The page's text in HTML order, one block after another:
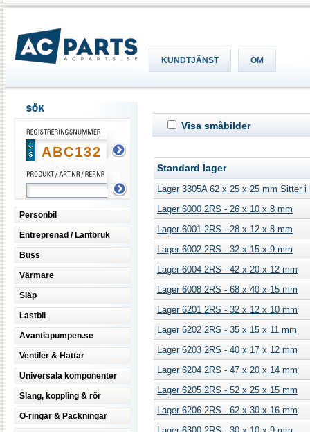
KUNDTJÄNST OM
Personbil
Entreprenad / Lantbruk
Buss
Värmare
Släp
Lastbil
Avantiapumpen.se
Ventiler & Hattar
Universala komponenter
Slang, koppling & rör
O-ringar & Packningar
Visa småbilder
Standard lager
Lager 3305A 62 x 25 x 25 mm Sitter
Lager 6000 2RS - 26 x 10 x 8 mm
Lager 6001 2RS - 28 x 12 x 8 mm
Lager 6002 2RS - 32 x 15 x 9 mm
Lager 6004 2RS - 42 x 20 x 12 mm
Lager 6008 2RS - 68 x 40 x 15 mm
Lager 6201 2RS - 32 x 12 x 10 mm
Lager 6202 2RS - 35 x 15 x 11 mm
Lager 6203 2RS - 40 x 17 x 12 mm
Lager 6204 2RS - 47 x 20 x 14 mm
Lager 6205 2RS - 52 x 25 x 15 mm
Lager 6206 2RS - 62 x 30 x 16 mm